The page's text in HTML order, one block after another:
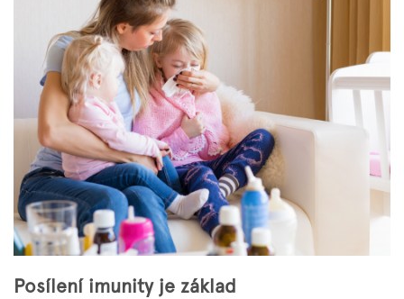
Přihlášení
Posílení imunity je základ